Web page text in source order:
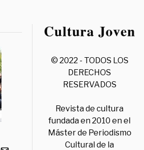
© 2022 - TODOS LOS
DERECHOS
RESERVADOS
Revista de cultura
fundada en 2010 en el
Máster de Periodismo
Cultural de la